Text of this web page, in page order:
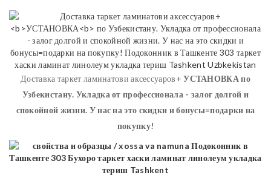
Доставка таркет ламинатови аксессуаров+УСТАНОВКАпо
Узбекистану. Укладка от профессионала - залог долгой и
спокойной жизни. У нас на это скидки и бонусы=подарки на
покупку!